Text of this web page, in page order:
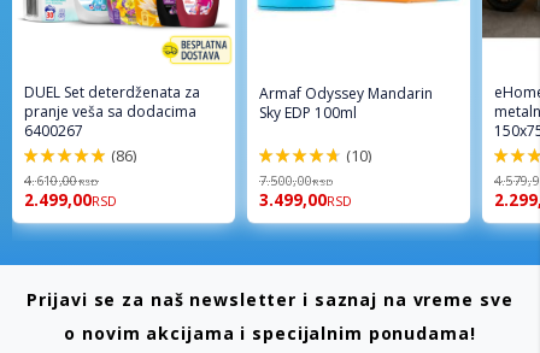
DUEL Set deterdženata za
pranje veša sa dodacima
6400267
98%
(86)
4.610,00RSD
2.499,00RSD
Armaf Odyssey Mandarin
Sky EDP 100ml
94%
(10)
7.500,00RSD
3.499,00RSD
96%
Prijavi se za naš newsletter i saznaj na vreme sve
o novim akcijama i specijalnim ponudama!